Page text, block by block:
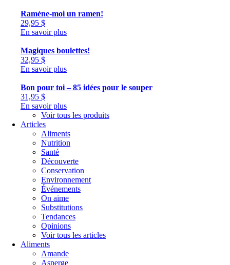
Ramène-moi un ramen!
29,95 $
En savoir plus
Magiques boulettes!
32,95 $
En savoir plus
Bon pour toi – 85 idées pour le souper
31,95 $
En savoir plus
Voir tous les produits
Articles
Aliments
Nutrition
Santé
Découverte
Conservation
Environnement
Événements
On aime
Substitutions
Tendances
Opinions
Voir tous les articles
Aliments
Amande
Asperge